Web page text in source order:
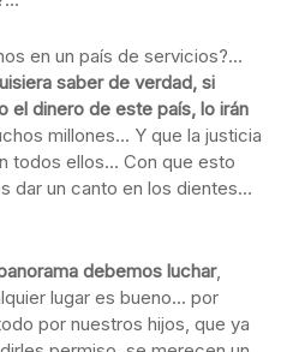
en un país de servicios?…
saber de verdad, si
el dinero de este país, lo irán
millones… Y que la justicia
todos ellos… Con que esto
dar un canto en los dientes…
debemos luchar,
lugar es bueno… por
por nuestros hijos, que ya